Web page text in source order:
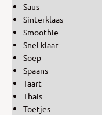
Saus
Sinterklaas
Smoothie
Snel klaar
Soep
Spaans
Taart
Thais
Toetjes